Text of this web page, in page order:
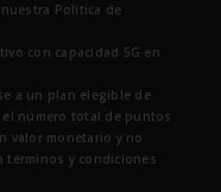
Política de
con capacidad 5G en
a un plan elegible de
número total de puntos
valor monetario y no
términos y condiciones